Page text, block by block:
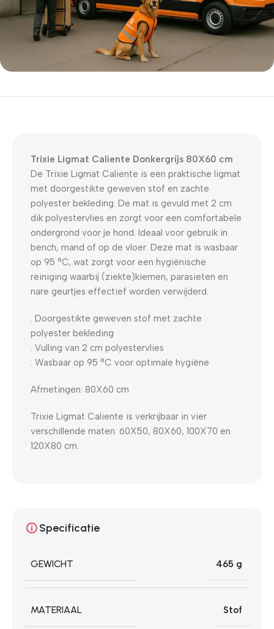
5% korting met code
Trixie Ligmat Caliente Donkergrijs 80X60 cm
De Trixie Ligmat Caliente is een praktische ligmat
met doorgestikte geweven stof en zachte
polyester bekleding. De mat is gevuld met 2 cm
dik polyestervlies en zorgt voor een comfortabele
ondergrond voor je hond. Ideaal voor gebruik in
bench, mand of op de vloer. Deze mat is wasbaar
op 95 °C, wat zorgt voor een hygiënische
reiniging waarbij (ziekte)kiemen, parasieten en
nare geurtjes effectief worden verwijderd.
. Doorgestikte geweven stof met zachte
polyester bekleding
. Vulling van 2 cm polyestervlies
. Wasbaar op 95 °C voor optimale hygiëne
Afmetingen: 80X60 cm
Trixie Ligmat Caliente is verkrijbaar in vier
verschillende maten: 60X50, 80X60, 100X70 en
120X80 cm.
Specificatie
GEWICHT 465 g
MATERIAAL Stof